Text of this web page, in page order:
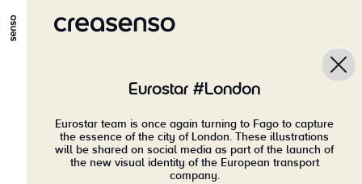
ALLER AU CONTENU PRINCIPAL
ALLER EN BAS DE PAGEEurostar #London
Eurostar team is once again turning to Fago to capture
the essence of the city of London. These illustrations
will be shared on social media as part of the launch of
the new visual identity of the European transport
company.